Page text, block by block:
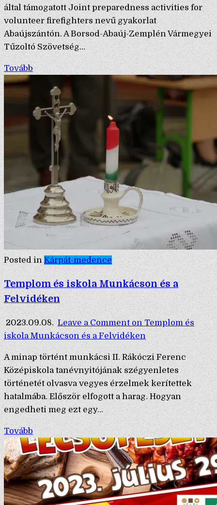
által támogatott Joint preparedness activities for
volunteer firefighters nevű gyakorlat
Abaújszántón. A Borsod-Abaúj-Zemplén Vármegyei
Tűzoltó Szövetség…
Tovább
Posted inKárpát-medence
Templom és iskola Munkácson és a
Felvidéken
2023.09.08. Leave a Commenton Templom és
iskola Munkácson és a Felvidéken
A minap történt munkácsi II. Rákóczi Ferenc
Középiskola tanévnyitójának szégyenletes
történetét olvasva vegyes érzelmek kerítettek
hatalmába. Először elfogott a harag. Hogyan
engedheti meg ezt egy…
Tovább